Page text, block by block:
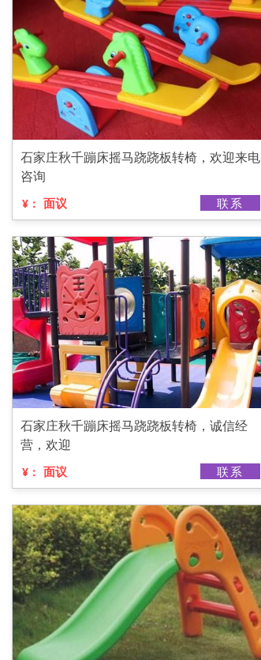
石家庄秋千蹦床摇马跷跷板转椅，欢迎来电
咨询
¥： 面议 联系
石家庄秋千蹦床摇马跷跷板转椅，诚信经
营，欢迎
¥： 面议 联系